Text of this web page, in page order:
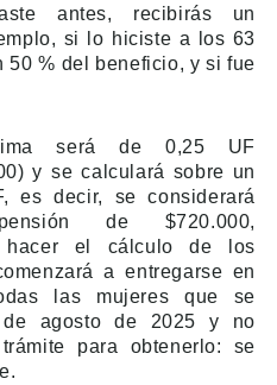
antes, recibirás un
si lo hiciste a los 63
50 % del beneficio, y si fue
será de 0,25 UF
y se calculará sobre un
es decir, se considerará
de $720.000,
hacer el cálculo de los
a entregarse en
las mujeres que se
agosto de 2025 y no
para obtenerlo: se